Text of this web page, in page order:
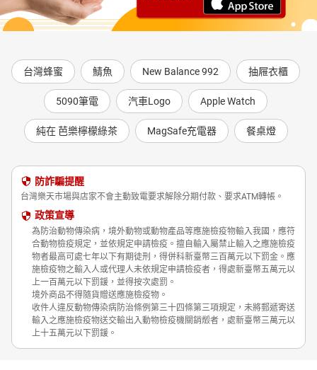
台灣蜂蜜 鯖魚 New Balance 992 抽屜衣櫃
5090筆電 汽車Logo Apple Watch
純在 芭樂檸檬綠茶 MagSafe充電器 餐桌燈
防詐騙提醒
台灣樂天市場與店家不會主動致電要求解除分期付款、要求ATM轉帳。
政策宣導
為防治動物傳染病，境外動物或動物產品等應施檢疫物輸入我國，應符
合動物檢疫規定，並依規定申請檢疫。擅自輸入屬禁止輸入之應施檢疫
物者最高可處七年以下有期徒刑，得併科新臺幣三百萬元以下罰金。應
施檢疫物之輸入人或代理人未依規定申請檢疫者，得處新臺幣五萬元以
上一百萬元以下罰鍰，並得按次處罰。
境外商品不得隨貨贈送應施檢疫物。
收件人違反動物傳染病防治條例第三十四條第三項規定，未將郵遞寄送
輸入之應施檢疫物送交輸出入動物檢疫機關銷燬者，處新臺幣三萬元以
上十五萬元以下罰鍰。